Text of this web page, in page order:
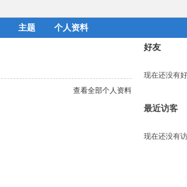
主题 个人资料
查看全部个人资料
好友
现在还没有
最近访客
现在还没有